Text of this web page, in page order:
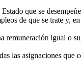
que se
de que se trate y,
remuneración igual o
las asignaciones que